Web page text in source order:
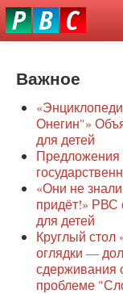
Перейти
к
О нас
Защита семей
Образование
Наше
Регионы
Видео
Важное
Онегин"»
для детей
«Они не
придёт!» РВС
для детей
Круглый стол
оглядки —
сдерживания
проблеме